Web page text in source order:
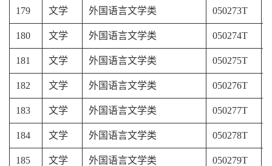
179 文学 外国语言文学类 050273T
180 文学 外国语言文学类 050274T
181 文学 外国语言文学类 050275T
182 文学 外国语言文学类 050276T
183 文学 外国语言文学类 050277T
184 文学 外国语言文学类 050278T
185 文学 外国语言文学类 050279T